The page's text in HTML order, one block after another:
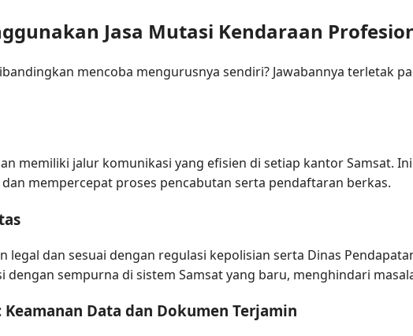
Jasa Mutasi Kendaraan
mencoba mengurusnya sendiri? Jawabannya terletak
memiliki jalur komunikasi yang efisien di setiap kantor Samsat.
mempercepat proses pencabutan serta pendaftaran berkas.
legal dan sesuai dengan regulasi kepolisian serta Dinas
sempurna di sistem Samsat yang baru, menghindari
Data dan Dokumen Terjamin